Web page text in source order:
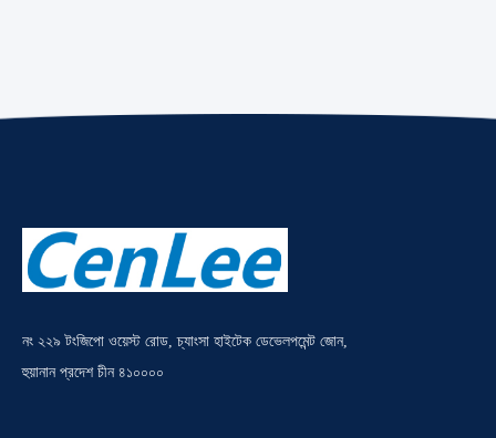
নং ২২৯ টংজিপো ওয়েস্ট রোড, চ্যাংসা হাইটেক ডেভেলপমেন্ট জোন,
হুয়ানান প্রদেশ চীন ৪১০০০০